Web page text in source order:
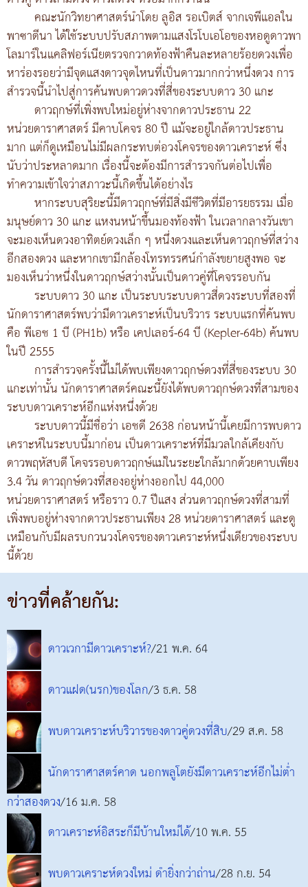
คณะนักวิทยาศาสตร์นำโดย ลูอิส รอเบิตส์ จากเจพีแอลใน
พาซาดีนา ได้ใช้ระบบปรับสภาพตามแสงโรโบเอโอของหอดูดาวพา
โลมาร์ในแคลิฟอร์เนียตรวจกวาดท้องฟ้าคืนละหลายร้อยดวงเพื่อ
หาร่องรอยว่ามีจุดแสงดาวจุดไหนที่เป็นดาวมากกว่าหนึ่งดวง การ
สำรวจนี้นำไปสู่การค้นพบดาวดวงที่สี่ของระบบดาว 30 แกะ
ดาวฤกษ์ที่เพิ่งพบใหม่อยู่ห่างจากดาวประธาน 22
หน่วยดาราศาสตร์ มีคาบโคจร 80 ปี แม้จะอยู่ใกล้ดาวประธาน
มาก แต่ก็ดูเหมือนไม่มีผลกระทบต่อวงโคจรของดาวเคราะห์ ซึ่ง
นับว่าประหลาดมาก เรื่องนี้จะต้องมีการสำรวจกันต่อไปเพื่อ
ทำความเข้าใจว่าสภาวะนี้เกิดขึ้นได้อย่างไร
หากระบบสุริยะนี้มีดาวฤกษ์ที่มีสิ่งมีชีวิตที่มีอารยธรรม เมื่อ
มนุษย์ดาว 30 แกะ แหงนหน้าขึ้นมองท้องฟ้า ในเวลากลางวันเขา
จะมองเห็นดวงอาทิตย์ดวงเล็ก ๆ หนึ่งดวงและเห็นดาวฤกษ์ที่สว่าง
อีกสองดวง และหากเขามีกล้องโทรทรรศน์กำลังขยายสูงพอ จะ
มองเห็นว่าหนึ่งในดาวฤกษ์สว่างนั้นเป็นดาวคู่ที่โคจรรอบกัน
ระบบดาว 30 แกะ เป็นระบบระบบดาวสี่ดวงระบบที่สองที่
นักดาราศาสตร์พบว่ามีดาวเคราะห์เป็นบริวาร ระบบแรกที่ค้นพบ
คือ พีเอช 1 บี (PH1b) หรือ เคปเลอร์-64 บี (Kepler-64b) ค้นพบ
ในปี 2555
การสำรวจครั้งนี้ไม่ได้พบเพียงดาวฤกษ์ดวงที่สี่ของระบบ 30
แกะเท่านั้น นักดาราศาสตร์คณะนี้ยังได้พบดาวฤกษ์ดวงที่สามของ
ระบบดาวเคราะห์อีกแห่งหนึ่งด้วย
ระบบดาวนี้มีชื่อว่า เอชดี 2638 ก่อนหน้านี้เคยมีการพบดาว
เคราะห์ในระบบนี้มาก่อน เป็นดาวเคราะห์ที่มีมวลใกล้เคียงกับ
ดาวพฤหัสบดี โคจรรอบดาวฤกษ์แม่ในระยะใกล้มากด้วยคาบเพียง
3.4 วัน ดาวฤกษ์ดวงที่สองอยู่ห่างออกไป 44,000
หน่วยดาราศาสตร์ หรือราว 0.7 ปีแสง ส่วนดาวฤกษ์ดวงที่สามที่
เพิ่งพบอยู่ห่างจากดาวประธานเพียง 28 หน่วยดาราศาสตร์ และดู
เหมือนกับมีผลรบกวนวงโคจรของดาวเคราะห์หนึ่งเดียวของระบบ
นี้ด้วย
ข่าวที่คล้ายกัน:
ดาวเวกามีดาวเคราะห์?/21 พ.ค. 64
ดาวแฝด(นรก)ของโลก/3 ธ.ค. 58
พบดาวเคราะห์บริวารของดาวคู่ดวงที่สิบ/29 ส.ค. 58
นักดาราศาสตร์คาด นอกพลูโตยังมีดาวเคราะห์อีกไม่ต่ำ
กว่าสองดวง/16 ม.ค. 58
ดาวเคราะห์อิสระก็มีบ้านใหม่ได้/10 พ.ค. 55
พบดาวเคราะห์ดวงใหม่ ดำยิ่งกว่าถ่าน/28 ก.ย. 54